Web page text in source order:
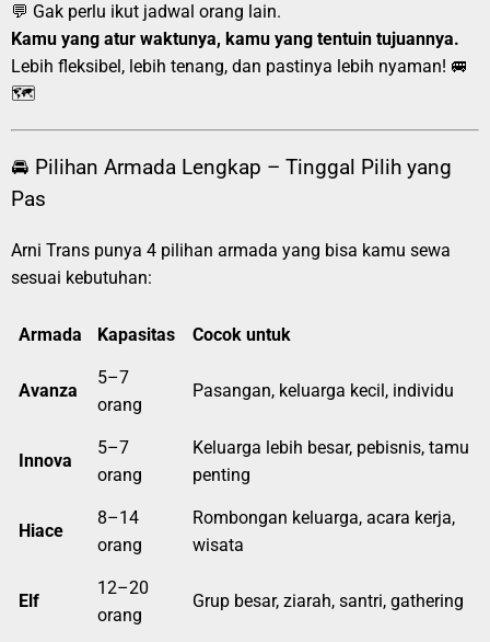
💬 Gak perlu ikut jadwal orang lain.
Kamu yang atur waktunya, kamu yang tentuin tujuannya.
Lebih fleksibel, lebih tenang, dan pastinya lebih nyaman! 🚐
🗺️
🚘 Pilihan Armada Lengkap – Tinggal Pilih yang
Pas
Arni Trans punya 4 pilihan armada yang bisa kamu sewa
sesuai kebutuhan:
Armada Kapasitas Cocok untuk
Avanza
5–7
orang
Pasangan, keluarga kecil, individu
Innova
5–7
orang
Keluarga lebih besar, pebisnis, tamu
penting
Hiace
8–14
orang
Rombongan keluarga, acara kerja,
wisata
Elf
12–20
orang
Grup besar, ziarah, santri, gathering